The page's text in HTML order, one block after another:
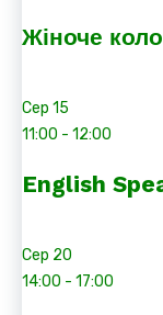
Жіноче
Сер 15
11:00 - 12:00
English
Сер 20
14:00 - 17:00